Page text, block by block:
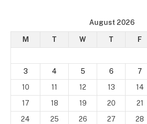
August 2026
M T W T F
3
4 5 6 7
10
11 12 13 14
17
18 19 20 21
24
25 26 27 28